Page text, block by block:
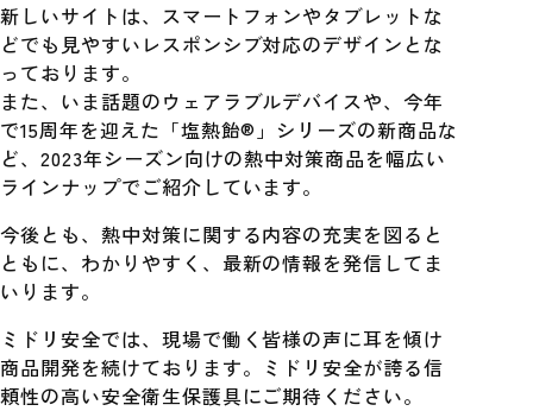
新しいサイトは、スマートフォンやタブレットな
どでも見やすいレスポンシブ対応のデザインとな
っております。
また、いま話題のウェアラブルデバイスや、今年
で15周年を迎えた「塩熱飴®」シリーズの新商品な
ど、2023年シーズン向けの熱中対策商品を幅広い
ラインナップでご紹介しています。
今後とも、熱中対策に関する内容の充実を図ると
ともに、わかりやすく、最新の情報を発信してま
いります。
ミドリ安全では、現場で働く皆様の声に耳を傾け
商品開発を続けております。ミドリ安全が誇る信
頼性の高い安全衛生保護具にご期待ください。